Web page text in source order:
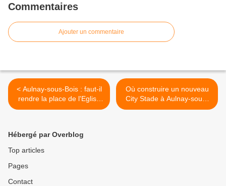
Commentaires
Ajouter un commentaire
< Aulnay-sous-Bois : faut-il
rendre la place de l'Eglise
St-Sulpice aux piétons ?
Où construire un nouveau
City Stade à Aulnay-sous-
Bois ? >
Hébergé par Overblog
Top articles
Pages
Contact